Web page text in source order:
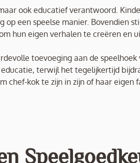
ook educatief verantwoord.
op een speelse manier. Bovendien
hun eigen verhalen te creëren en
toevoeging aan de
terwijl het tegelijkertijd
chef-kok te zijn in zijn of haar